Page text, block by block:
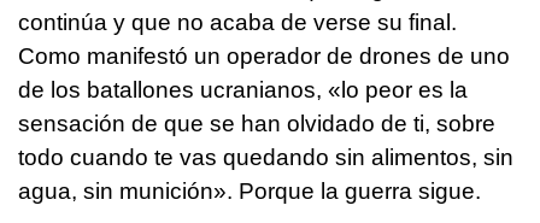
continúa y que no acaba de verse su final.
Como manifestó un operador de drones de uno
de los batallones ucranianos, «lo peor es la
sensación de que se han olvidado de ti, sobre
todo cuando te vas quedando sin alimentos, sin
agua, sin munición». Porque la guerra sigue.